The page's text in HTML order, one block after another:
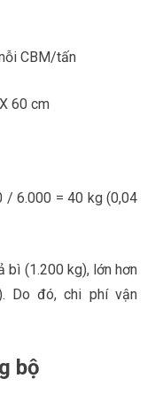
CBM/tấn
60 cm
/ 6.000 = 40 kg (0,04
bì (1.200 kg), lớn hơn
Do đó, chi phí vận
bộ